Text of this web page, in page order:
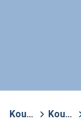
Kouvola Kouvolan kansalaisopisto - aktiivisten opisto